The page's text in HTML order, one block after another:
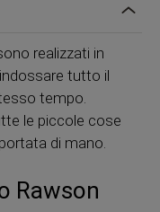
realizzati in
tutto il
tempo.
le piccole cose
di mano.
Rawson